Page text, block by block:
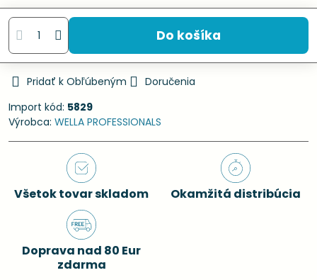
Do košíka
Pridať k Obľúbeným
Doručenia
Import kód: 5829
Výrobca: WELLA PROFESSIONALS
Všetok tovar skladom Okamžitá distribúcia
Doprava nad 80 Eur
zdarma